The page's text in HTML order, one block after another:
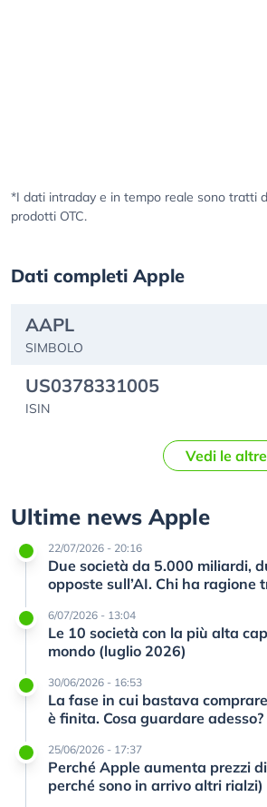
*I dati intraday e in tempo reale sono tratti
prodotti OTC.
Dati completi Apple
AAPL
SIMBOLO
US0378331005
ISIN
Vedi le
Ultime news Apple
22/07/2026 - 20:16
Due società da 5.000 miliardi,
opposte sull’AI. Chi ha ragione
6/07/2026 - 13:04
Le 10 società con la più alta
mondo (luglio 2026)
30/06/2026 - 16:53
La fase in cui bastava
è finita. Cosa guardare adesso?
25/06/2026 - 17:37
Perché Apple aumenta prezzi
perché sono in arrivo altri rialzi)